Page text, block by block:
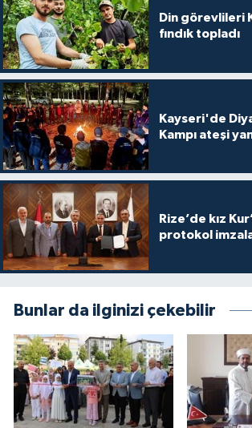
Din görevlileri
fındık topladı
Kayseri'de
Kampı ateşi
Rize’de kız
protokol
Bunlar da ilginizi çekebilir
Kahramanmaraş Müftülüğü
Karabük Müftülüğü
Karaman Müftülüğü
Kars Müftülüğü
Kastamonu Müftülüğü
Kayseri Müftülüğü
Kilis Müftülüğü
Kırklareli Müftülüğü
Kırşehir Müftülüğü
Kocaeli Müftülüğü